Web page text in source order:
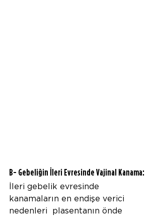
B- Gebeliğin İleri Evresinde Vajinal Kanama:
İleri gebelik evresinde
kanamaların en endişe verici
nedenleri  plasentanın önde